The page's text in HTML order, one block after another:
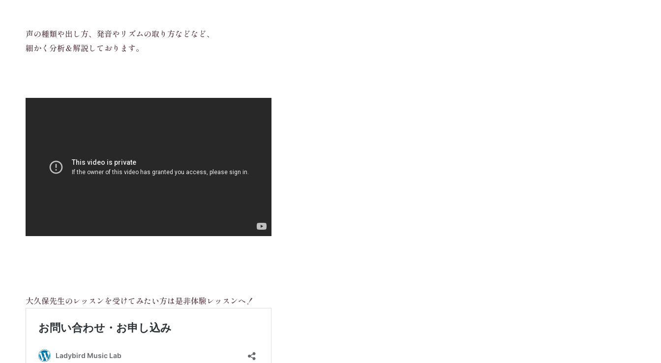
声の種類や出し方、発音やリズムの取り方などなど、
細かく分析＆解説しております。
大久保先生のレッスンを受けてみたい方は是非体験レッスンへ！